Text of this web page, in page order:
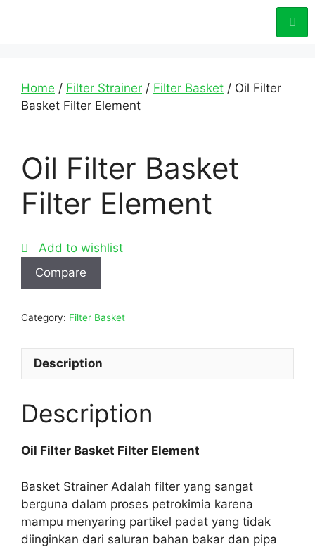
Home / Filter Strainer / Filter Basket / Oil Filter
Basket Filter Element
Oil Filter Basket
Filter Element
Add to wishlist
Compare
Category: Filter Basket
Description
Description
Oil Filter Basket Filter Element
Basket Strainer Adalah filter yang sangat
berguna dalam proses petrokimia karena
mampu menyaring partikel padat yang tidak
diinginkan dari saluran bahan bakar dan pipa